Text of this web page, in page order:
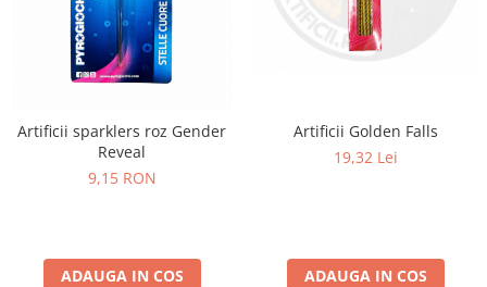
Artificii sparklers roz Gender
Reveal
9,15 RON
ADAUGA IN COS
Artificii Golden Falls
19,32 Lei
ADAUGA IN COS